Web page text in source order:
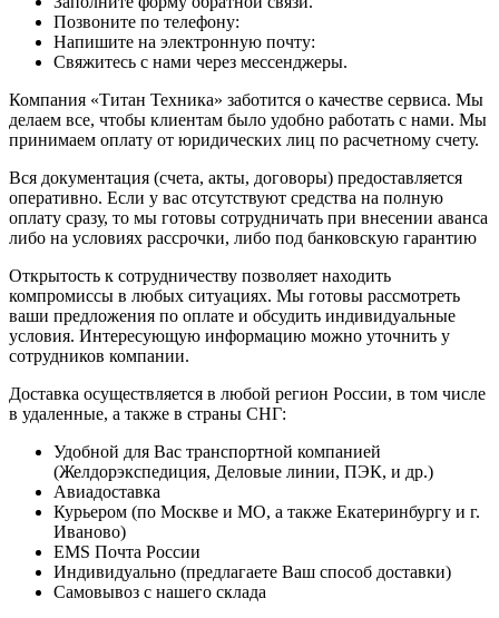
Позвоните по телефону:
Напишите на электронную почту:
Свяжитесь с нами через мессенджеры.
Компания «Титан Техника» заботится о качестве сервиса. Мы
делаем все, чтобы клиентам было удобно работать с нами. Мы
принимаем оплату от юридических лиц по расчетному счету.
Вся документация (счета, акты, договоры) предоставляется
оперативно. Если у вас отсутствуют средства на полную
оплату сразу, то мы готовы сотрудничать при внесении аванса
либо на условиях рассрочки, либо под банковскую гарантию
Открытость к сотрудничеству позволяет находить
компромиссы в любых ситуациях. Мы готовы рассмотреть
ваши предложения по оплате и обсудить индивидуальные
условия. Интересующую информацию можно уточнить у
сотрудников компании.
Доставка осуществляется в любой регион России, в том числе
в удаленные, а также в страны СНГ:
Удобной для Вас транспортной компанией
(Желдорэкспедиция, Деловые линии, ПЭК, и др.)
Авиадоставка
Курьером (по Москве и МО, а также Екатеринбургу и г.
Иваново)
EMS Почта России
Индивидуально (предлагаете Ваш способ доставки)
Самовывоз с нашего склада